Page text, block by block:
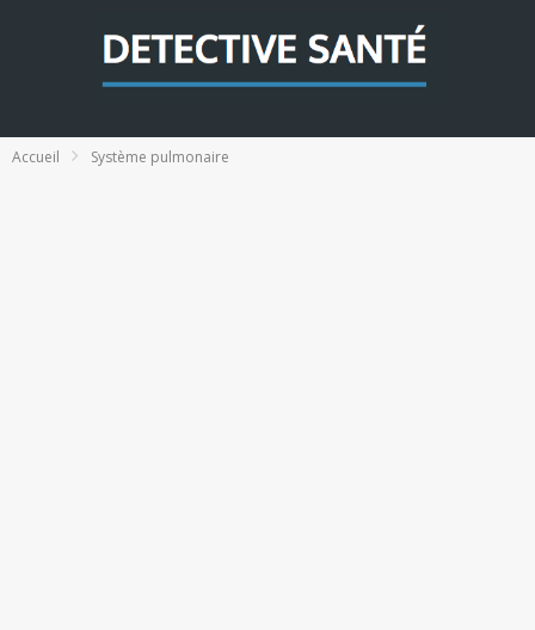
Accueil Système pulmonaire